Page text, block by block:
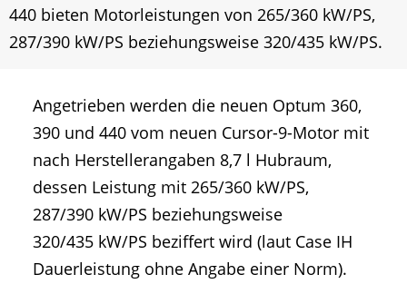
440 bieten Motorleistungen von 265/360 kW/PS,
287/390 kW/PS beziehungsweise 320/435 kW/PS.
Angetrieben werden die neuen Optum 360,
390 und 440 vom neuen Cursor-9-Motor mit
nach Herstellerangaben 8,7 l Hubraum,
dessen Leistung mit 265/360 kW/PS,
287/390 kW/PS beziehungsweise
320/435 kW/PS beziffert wird (laut Case IH
Dauerleistung ohne Angabe einer Norm).